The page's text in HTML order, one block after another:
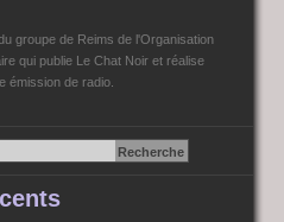
groupe de Reims de l'Organisation
qui publie Le Chat Noir et réalise
émission de radio.